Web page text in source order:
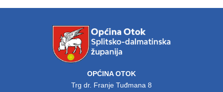
OPĆINA OTOK
Trg dr. Franje Tuđmana 8